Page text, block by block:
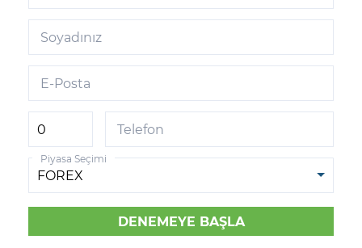
Soyadınız
E-Posta
Telefon
Piyasa Seçimi